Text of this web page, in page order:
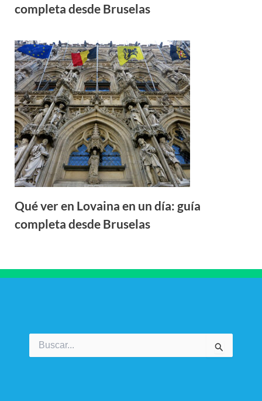
completa desde Bruselas
Qué ver en Lovaina en un día: guía
completa desde Bruselas
por: